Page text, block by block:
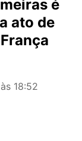
é
ato de
18:52